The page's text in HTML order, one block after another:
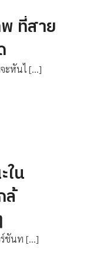
ที่สาย
ะหันไ […]
น
ล้
ชันท […]